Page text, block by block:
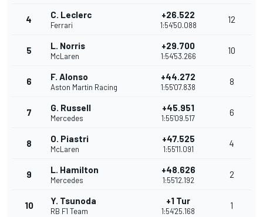
4 C. Leclerc
Ferrari
+26.522
1:54'50.088
12
5 L. Norris
McLaren
+29.700
1:54'53.266
10
6 F. Alonso
Aston Martin Racing
+44.272
1:55'07.838
8
7 G. Russell
Mercedes
+45.951
1:55'09.517
6
8 O. Piastri
McLaren
+47.525
1:55'11.091
4
9 L. Hamilton
Mercedes
+48.626
1:55'12.192
2
10 Y. Tsunoda
RB F1 Team
+1 Tur
1:54'25.168
1